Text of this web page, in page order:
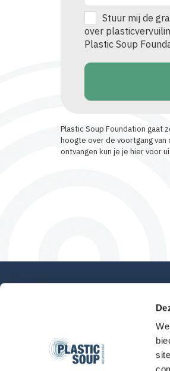
Stuur mij de
over
Plastic Soup
Plastic Soup Foundation gaat
hoogte over de voortgang
ontvangen kun je je hier voor